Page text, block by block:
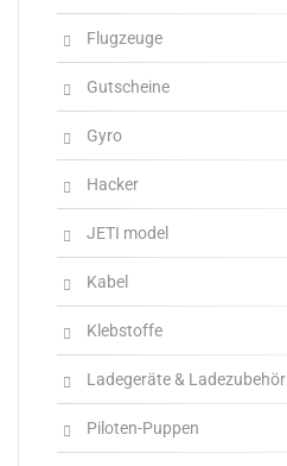
Flugzeuge
Gutscheine
Gyro
Hacker
JETI model
Kabel
Klebstoffe
Ladegeräte & Ladezubehör
Piloten-Puppen